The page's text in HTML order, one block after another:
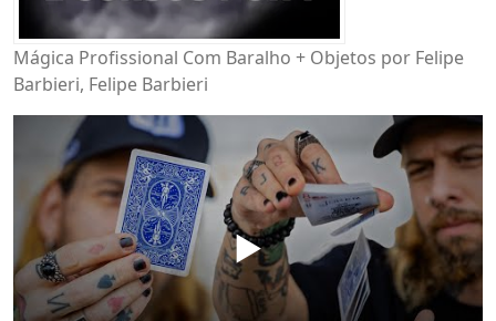
Mágica Profissional Com Baralho + Objetos por Felipe
Barbieri, Felipe Barbieri
▶️